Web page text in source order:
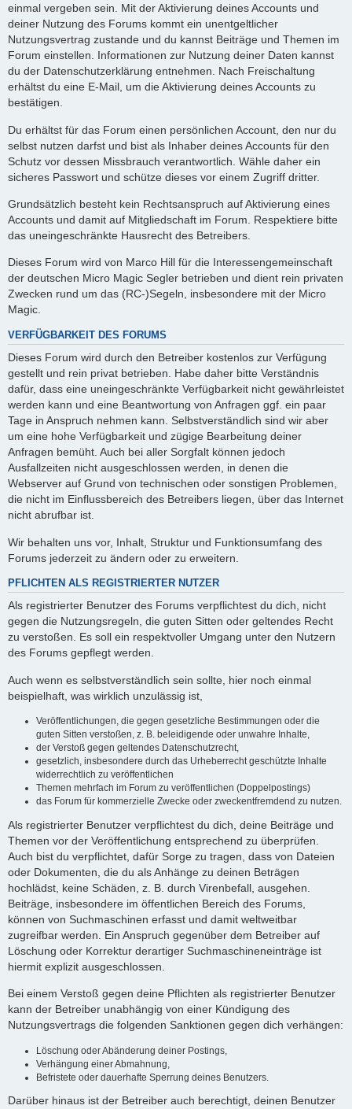
einmal vergeben sein. Mit der Aktivierung deines Accounts und
deiner Nutzung des Forums kommt ein unentgeltlicher
Nutzungsvertrag zustande und du kannst Beiträge und Themen im
Forum einstellen. Informationen zur Nutzung deiner Daten kannst
du der Datenschutzerklärung entnehmen. Nach Freischaltung
erhältst du eine E-Mail, um die Aktivierung deines Accounts zu
bestätigen.
Du erhältst für das Forum einen persönlichen Account, den nur du
selbst nutzen darfst und bist als Inhaber deines Accounts für den
Schutz vor dessen Missbrauch verantwortlich. Wähle daher ein
sicheres Passwort und schütze dieses vor einem Zugriff dritter.
Grundsätzlich besteht kein Rechtsanspruch auf Aktivierung eines
Accounts und damit auf Mitgliedschaft im Forum. Respektiere bitte
das uneingeschränkte Hausrecht des Betreibers.
Dieses Forum wird von Marco Hill für die Interessengemeinschaft
der deutschen Micro Magic Segler betrieben und dient rein privaten
Zwecken rund um das (RC-)Segeln, insbesondere mit der Micro
Magic.
VERFÜGBARKEIT DES FORUMS
Dieses Forum wird durch den Betreiber kostenlos zur Verfügung
gestellt und rein privat betrieben. Habe daher bitte Verständnis
dafür, dass eine uneingeschränkte Verfügbarkeit nicht gewährleistet
werden kann und eine Beantwortung von Anfragen ggf. ein paar
Tage in Anspruch nehmen kann. Selbstverständlich sind wir aber
um eine hohe Verfügbarkeit und zügige Bearbeitung deiner
Anfragen bemüht. Auch bei aller Sorgfalt können jedoch
Ausfallzeiten nicht ausgeschlossen werden, in denen die
Webserver auf Grund von technischen oder sonstigen Problemen,
die nicht im Einflussbereich des Betreibers liegen, über das Internet
nicht abrufbar ist.
Wir behalten uns vor, Inhalt, Struktur und Funktionsumfang des
Forums jederzeit zu ändern oder zu erweitern.
PFLICHTEN ALS REGISTRIERTER NUTZER
Als registrierter Benutzer des Forums verpflichtest du dich, nicht
gegen die Nutzungsregeln, die guten Sitten oder geltendes Recht
zu verstoßen. Es soll ein respektvoller Umgang unter den Nutzern
des Forums gepflegt werden.
Auch wenn es selbstverständlich sein sollte, hier noch einmal
beispielhaft, was wirklich unzulässig ist,
Veröffentlichungen, die gegen gesetzliche Bestimmungen oder die
guten Sitten verstoßen, z. B. beleidigende oder unwahre Inhalte,
der Verstoß gegen geltendes Datenschutzrecht,
gesetzlich, insbesondere durch das Urheberrecht geschützte Inhalte
widerrechtlich zu veröffentlichen
Themen mehrfach im Forum zu veröffentlichen (Doppelpostings)
das Forum für kommerzielle Zwecke oder zweckentfremdend zu nutzen.
Als registrierter Benutzer verpflichtest du dich, deine Beiträge und
Themen vor der Veröffentlichung entsprechend zu überprüfen.
Auch bist du verpflichtet, dafür Sorge zu tragen, dass von Dateien
oder Dokumenten, die du als Anhänge zu deinen Beträgen
hochlädst, keine Schäden, z. B. durch Virenbefall, ausgehen.
Beiträge, insbesondere im öffentlichen Bereich des Forums,
können von Suchmaschinen erfasst und damit weltweitbar
zugreifbar werden. Ein Anspruch gegenüber dem Betreiber auf
Löschung oder Korrektur derartiger Suchmaschineneinträge ist
hiermit explizit ausgeschlossen.
Bei einem Verstoß gegen deine Pflichten als registrierter Benutzer
kann der Betreiber unabhängig von einer Kündigung des
Nutzungsvertrags die folgenden Sanktionen gegen dich verhängen:
Löschung oder Abänderung deiner Postings,
Verhängung einer Abmahnung,
Befristete oder dauerhafte Sperrung deines Benutzers.
Darüber hinaus ist der Betreiber auch berechtigt, deinen Benutzer